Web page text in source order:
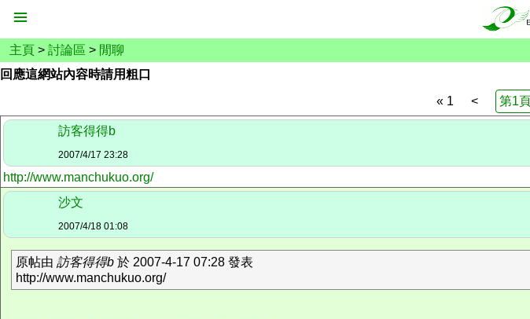
主頁 > 討論區 > 閒聊
回應這網站內容時請用粗口
« 1
<
訪客得得b
2007/4/17 23:28
http://www.manchukuo.org/
沙文
2007/4/18 01:08
原帖由 訪客得得b 於 2007-4-17 07:28 發表
http://www.manchukuo.org/